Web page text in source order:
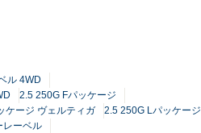
ル 4WD
2.5 250G Fパッケージ
ケージ ヴェルティガ
2.5 250G Lパッケージ
レーベル